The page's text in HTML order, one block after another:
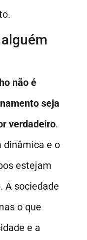
não é
seja
verdadeiro.
dinâmica e o
estejam
A sociedade
o que
e a